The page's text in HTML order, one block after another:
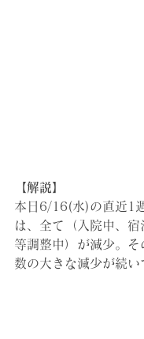
【解説】
本日6/16(水)の直近1
は、全て（入院中、
等調整中）が減少。そ
数の大きな減少が続い